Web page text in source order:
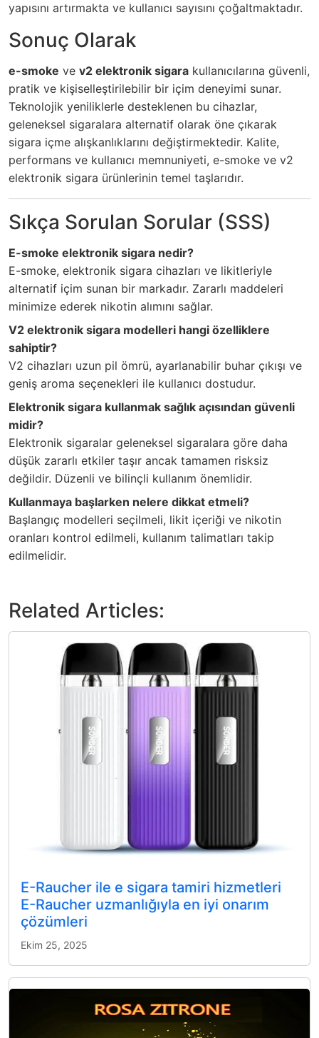
yapısını artırmakta ve kullanıcı sayısını çoğaltmaktadır.
Sonuç Olarak
e-smoke ve v2 elektronik sigara kullanıcılarına güvenli,
pratik ve kişiselleştirilebilir bir içim deneyimi sunar.
Teknolojik yeniliklerle desteklenen bu cihazlar,
geleneksel sigaralara alternatif olarak öne çıkarak
sigara içme alışkanlıklarını değiştirmektedir. Kalite,
performans ve kullanıcı memnuniyeti, e-smoke ve v2
elektronik sigara ürünlerinin temel taşlarıdır.
Sıkça Sorulan Sorular (SSS)
E-smoke elektronik sigara nedir?
E-smoke, elektronik sigara cihazları ve likitleriyle
alternatif içim sunan bir markadır. Zararlı maddeleri
minimize ederek nikotin alımını sağlar.
V2 elektronik sigara modelleri hangi özelliklere
sahiptir?
V2 cihazları uzun pil ömrü, ayarlanabilir buhar çıkışı ve
geniş aroma seçenekleri ile kullanıcı dostudur.
Elektronik sigara kullanmak sağlık açısından güvenli
midir?
Elektronik sigaralar geleneksel sigaralara göre daha
düşük zararlı etkiler taşır ancak tamamen risksiz
değildir. Düzenli ve bilinçli kullanım önemlidir.
Kullanmaya başlarken nelere dikkat etmeli?
Başlangıç modelleri seçilmeli, likit içeriği ve nikotin
oranları kontrol edilmeli, kullanım talimatları takip
edilmelidir.
Related Articles:
E-Raucher ile e sigara tamiri hizmetleri
E-Raucher uzmanlığıyla en iyi onarım
çözümleri
Ekim 25, 2025